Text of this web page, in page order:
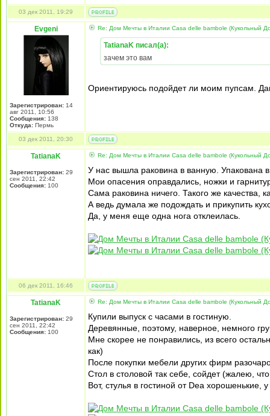
03 дек 2011, 19:29
Evgeni
Зарегистрирован: 14
авг 2011, 10:56
Сообщения: 138
Откуда: Пермь
Re: Дом Мечты в Италии Casa delle bambole (Кукольный
TatianaK писал(а):
зачем это вам
Ориентируюсь подойдет ли моим пупсам.
03 дек 2011, 20:30
TatianaK
Зарегистрирован: 29
сен 2011, 22:42
Сообщения: 100
Re: Дом Мечты в Италии Casa delle bambole (Кукольный
У нас вышла раковина в ванную. Упакована в
Мои опасения оправдались, ножки и
Сама раковина ничего. Такого же качества,
А ведь думала же подождать и прикупить
Да, у меня еще одна нога отклеилась.
06 дек 2011, 16:46
TatianaK
Зарегистрирован: 29
сен 2011, 22:42
Сообщения: 100
Re: Дом Мечты в Италии Casa delle bambole (Кукольный
Купили выпуск с часами в гостиную.
Деревянные, поэтому, наверное, немного
Мне скорее не понравились, из всего
как)
После покупки мебели других фирм
Стол в столовой так себе, сойдет (жалею,
Вот, стулья в гостиной от Dea